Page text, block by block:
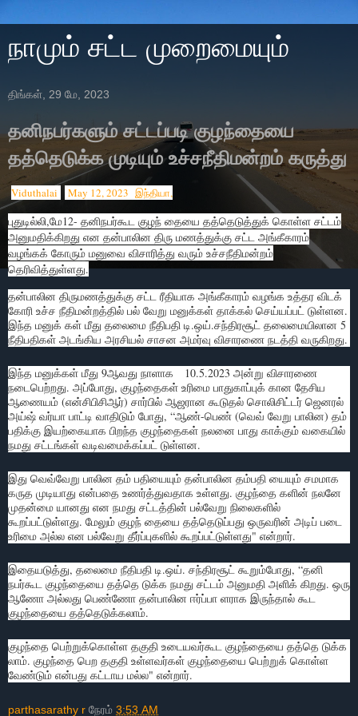
நாமும் சட்ட முறைமையும்
திங்கள், 29 மே, 2023
தனிநபர்களும் சட்டப்படி குழந்தையை
தத்தெடுக்க முடியும் உச்சநீதிமன்றம் கருத்து
Viduthalai May 12, 2023 இந்தியா,
புதுடில்லி,மே12- தனிநபர்கூட குழந் தையை தத்தெடுத்துக் கொள்ள சட்டம்
அனுமதிக்கிறது என தன்பாலின திரு மணத்துக்கு சட்ட அங்கீகாரம்
வழங்கக் கோரும் மனுவை விசாரித்து வரும் உச்சநீதிமன்றம்
தெரிவித்துள்ளது.
தன்பாலின திருமணத்துக்கு சட்ட ரீதியாக அங்கீகாரம் வழங்க உத்தர விடக்
கோரி உச்ச நீதிமன்றத்தில் பல் வேறு மனுக்கள் தாக்கல் செய்யப்பட் டுள்ளன.
இந்த மனுக் கள் மீது தலைமை நீதிபதி டி.ஒய்.சந்திரசூட் தலைமையிலான 5
நீதிபதிகள் அடங்கிய அரசியல் சாசன அமர்வு விசாரணை நடத்தி வருகிறது.
இந்த மனுக்கள் மீது 9ஆவது நாளாக 10.5.2023 அன்று விசாரணை
நடைபெற்றது. அப்போது, குழந்தைகள் உரிமை பாதுகாப்புக் கான தேசிய
ஆணையம் (என்சிபிசிஆர்) சார்பில் ஆஜரான கூடுதல் சொலிசிட்டர் ஜெனரல்
அய்ஷ் வர்யா பாட்டி வாதிடும் போது, “ஆண்-பெண் (வெவ் வேறு பாலின) தம்
பதிக்கு இயற்கையாக பிறந்த குழந்தைகள் நலனை பாது காக்கும் வகையில்
நமது சட்டங்கள் வடிவமைக்கப்பட் டுள்ளன.
இது வெவ்வேறு பாலின தம் பதியையும் தன்பாலின தம்பதி யையும் சமமாக
கருத முடியாது என்பதை உணர்த்துவதாக உள்ளது. குழந்தை களின் நலனே
முதன்மை யானது என நமது சட்டத்தின் பல்வேறு நிலைகளில்
கூறப்பட்டுள்ளது. மேலும் குழந் தையை தத்தெடுப்பது ஒருவரின் அடிப் படை
உரிமை அல்ல என பல்வேறு தீர்ப்புகளில் கூறப்பட்டுள்ளது" என்றார்.
இதையடுத்து, தலைமை நீதிபதி டி.ஒய். சந்திரசூட் கூறும்போது, “தனி
நபர்கூட குழந்தையை தத்தெ டுக்க நமது சட்டம் அனுமதி அளிக் கிறது. ஒரு
ஆணோ அல்லது பெண்ணோ தன்பாலின ஈர்ப்பா ளராக இருந்தால் கூட
குழந்தையை தத்தெடுக்கலாம்.
குழந்தை பெற்றுக்கொள்ள தகுதி உடையவர்கூட குழந்தையை தத்தெ டுக்க
லாம். குழந்தை பெற தகுதி உள்ளவர்கள் குழந்தையை பெற்றுக் கொள்ள
வேண்டும் என்பது கட்டாய மல்ல" என்றார்.
parthasarathy r நேரம் 3:53 AM